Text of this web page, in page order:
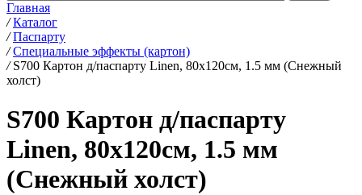
Главная
/ Каталог
/ Паспарту
/ Специальные эффекты (картон)
/ S700 Картон д/паспарту Linen, 80х120см, 1.5 мм (Снежный
холст)
S700 Картон д/паспарту
Linen, 80х120см, 1.5 мм
(Снежный холст)